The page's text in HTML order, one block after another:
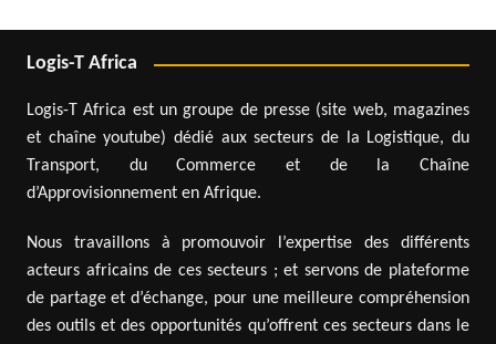
Logis-T Africa
Logis-T Africa est un groupe de presse (site web, magazines
et chaîne youtube) dédié aux secteurs de la Logistique, du
Transport, du Commerce et de la Chaîne
d’Approvisionnement en Afrique.
Nous travaillons à promouvoir l’expertise des différents
acteurs africains de ces secteurs ; et servons de plateforme
de partage et d’échange, pour une meilleure compréhension
des outils et des opportunités qu’offrent ces secteurs dans le